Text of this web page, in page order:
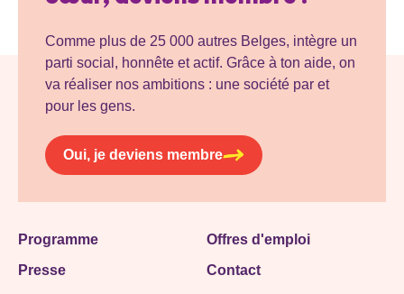
Comme plus de 25 000 autres Belges, intègre un
parti social, honnête et actif. Grâce à ton aide, on
va réaliser nos ambitions : une société par et
pour les gens.
Oui, je deviens membre
Programme
Offres d'emploi
Presse
Contact